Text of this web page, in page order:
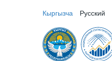
Кыргызча Русский